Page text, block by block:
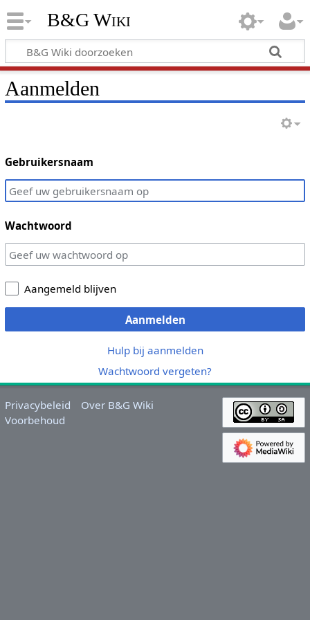
B&G Wiki
Aanmelden
Gebruikersnaam
Wachtwoord
Aangemeld blijven
Aanmelden
Hulp bij aanmelden
Wachtwoord vergeten?
Privacybeleid
Over B&G Wiki
Voorbehoud